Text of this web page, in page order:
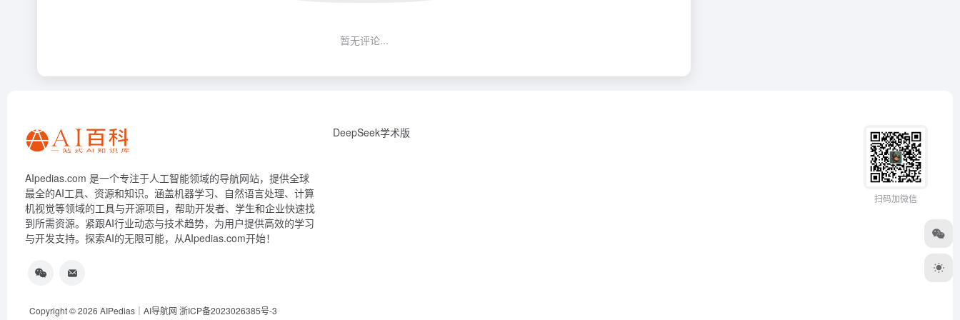
暂无评论...
AIpedias.com 是一个专注于人工智能领域的导航网站，提供全球
最全的AI工具、资源和知识。涵盖机器学习、自然语言处理、计算
机视觉等领域的工具与开源项目，帮助开发者、学生和企业快速找
到所需资源。紧跟AI行业动态与技术趋势，为用户提供高效的学习
与开发支持。探索AI的无限可能，从AIpedias.com开始！
DeepSeek学术版
扫码加微信
Copyright © 2026 AIPedias｜AI导航网 浙ICP备2023026385号-3